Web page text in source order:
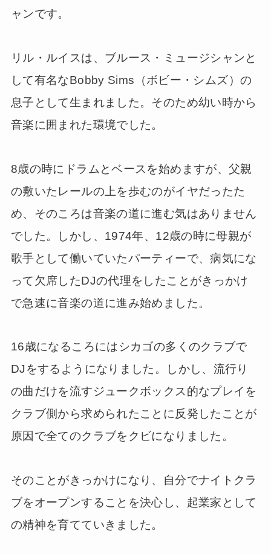
ャンです。
リル・ルイスは、ブルース・ミュージシャンと
して有名なBobby Sims（ボビー・シムズ）の
息子として生まれました。そのため幼い時から
音楽に囲まれた環境でした。
8歳の時にドラムとベースを始めますが、父親
の敷いたレールの上を歩むのがイヤだったた
め、そのころは音楽の道に進む気はありません
でした。しかし、1974年、12歳の時に母親が
歌手として働いていたパーティーで、病気にな
って欠席したDJの代理をしたことがきっかけ
で急速に音楽の道に進み始めました。
16歳になるころにはシカゴの多くのクラブで
DJをするようになりました。しかし、流行り
の曲だけを流すジュークボックス的なプレイを
クラブ側から求められたことに反発したことが
原因で全てのクラブをクビになりました。
そのことがきっかけになり、自分でナイトクラ
ブをオープンすることを決心し、起業家として
の精神を育てていきました。